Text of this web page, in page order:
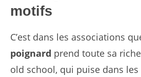
motifs
C’est dans les associations
poignard prend toute sa
old school, qui puise dans